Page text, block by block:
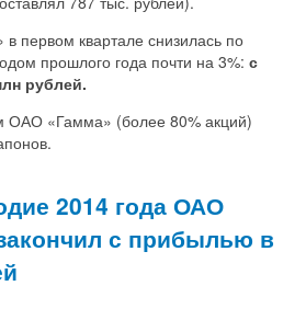
первом квартале снизилась по
прошлого года почти на 3%: с
рублей.
ОАО «Гамма» (более 80% акций)
2014 года ОАО
с прибылью в